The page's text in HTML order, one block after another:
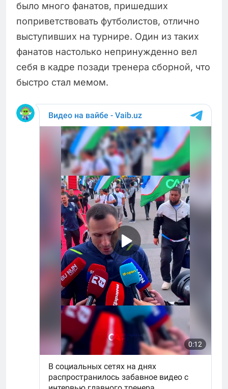
было много фанатов, пришедших
поприветствовать футболистов, отлично
выступивших на турнире. Один из таких
фанатов настолько непринужденно вел
себя в кадре позади тренера сборной, что
быстро стал мемом.